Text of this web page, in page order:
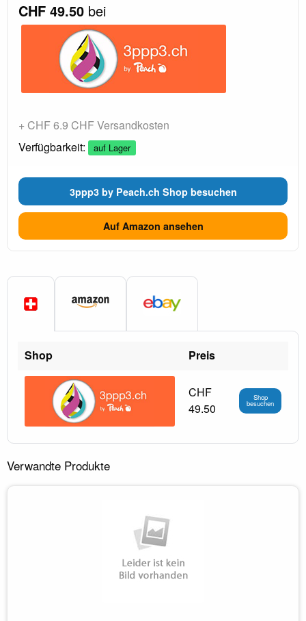
CHF 49.50 bei
+ CHF 6.9 CHF Versandkosten
Verfügbarkeit:
auf Lager
3ppp3 by Peach.ch Shop besuchen
Auf Amazon ansehen
Shop Preis
CHF
49.50
Shop
besuchen
Verwandte Produkte